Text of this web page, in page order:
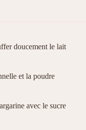
doucement le lait
et la poudre
avec le sucre